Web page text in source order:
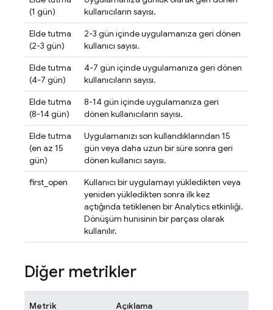
(1 gün)
kullanıcıların sayısı.
Elde tutma
(2-3 gün)
2-3 gün içinde uygulamanıza geri dönen
kullanıcı sayısı.
Elde tutma
(4-7 gün)
4-7 gün içinde uygulamanıza geri dönen
kullanıcıların sayısı.
Elde tutma
(8-14 gün)
8-14 gün içinde uygulamanıza geri
dönen kullanıcıların sayısı.
Elde tutma
(en az 15
gün)
Uygulamanızı son kullandıklarından 15
gün veya daha uzun bir süre sonra geri
dönen kullanıcı sayısı.
first_open
Kullanıcı bir uygulamayı yükledikten veya
yeniden yükledikten sonra ilk kez
açtığında tetiklenen birAnalyticsetkinliği.
Dönüşüm hunisinin bir parçası olarak
kullanılır.
Diğer metrikler
Metrik Açıklama